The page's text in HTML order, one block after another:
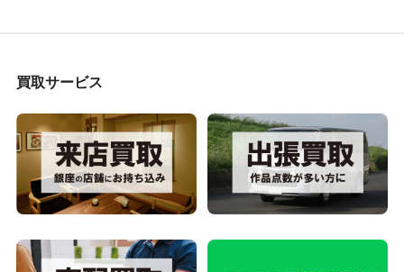
買取サービス